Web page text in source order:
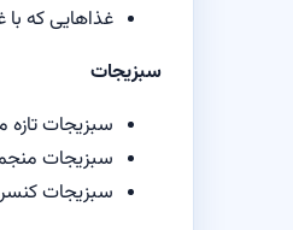
غذاهایی که
سبزیجات
سبزیجات تازه
سبزیجات
سبزیجات